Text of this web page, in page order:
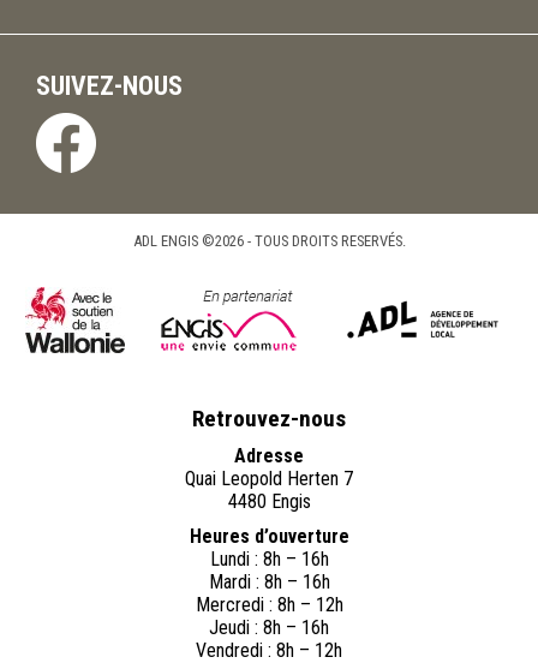
SUIVEZ-NOUS
ADL ENGIS ©2026 - TOUS DROITS RESERVÉS.
Retrouvez-nous
Adresse
Quai Leopold Herten 7
4480 Engis
Heures d’ouverture
Lundi : 8h – 16h
Mardi : 8h – 16h
Mercredi : 8h – 12h
Jeudi : 8h – 16h
Vendredi : 8h – 12h